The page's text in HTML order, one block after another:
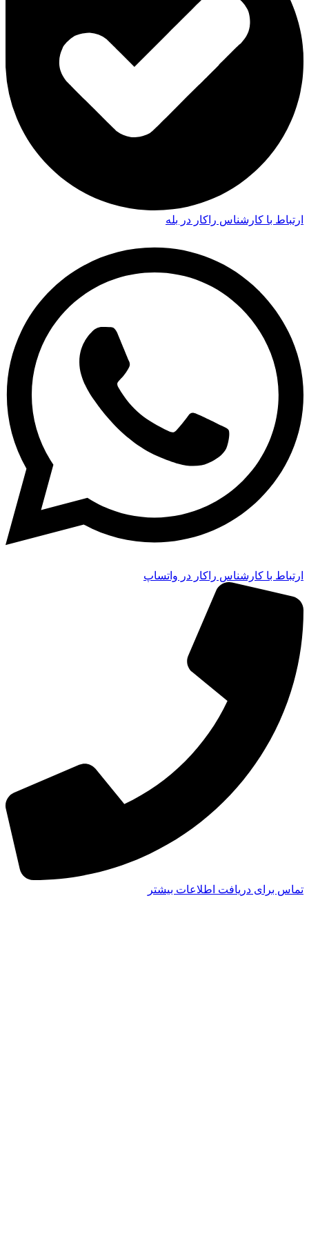
ارتباط با کارشناس راکار در بله
ارتباط با کارشناس راکار در واتساپ
تماس برای دریافت اطلاعات بیشتر